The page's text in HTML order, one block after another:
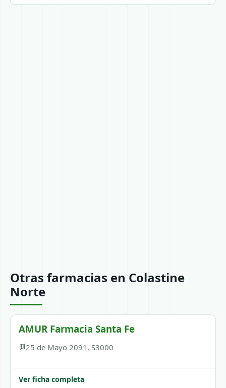
Otras farmacias en Colastine
Norte
AMUR Farmacia Santa Fe
25 de Mayo 2091, S3000
Ver ficha completa